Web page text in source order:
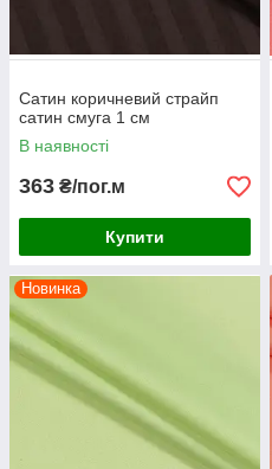
Сатин коричневий страйп
сатин смуга 1 см
В наявності
363 ₴/пог.м
Купити
Новинка